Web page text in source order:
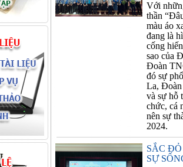
Với
thần
màu áo
đang là
cống
sao của
Đoàn
đó sự
La, Đoàn
và sự hỗ
chức, cá
nên sự
2024.
SẮC
SỰ